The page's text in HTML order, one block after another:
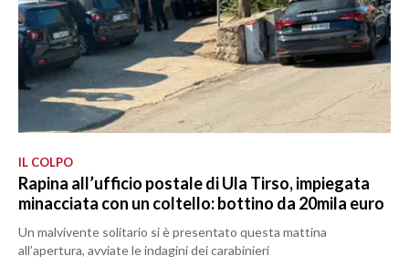
IL COLPO
Rapina all’ufficio postale di Ula Tirso, impiegata
minacciata con un coltello: bottino da 20mila euro
Un malvivente solitario si è presentato questa mattina
all’apertura, avviate le indagini dei carabinieri